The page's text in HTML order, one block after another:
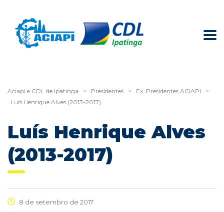
Aciapi e CDL de Ipatinga > Presidentes > Ex. Presidentes ACIAPI
>
Luís Henrique Alves (2013-2017)
Luís Henrique Alves
(2013-2017)
8 de setembro de 2017